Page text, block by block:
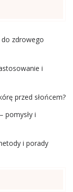
zdrowego
i
przed słońcem?
pomysły i
i porady